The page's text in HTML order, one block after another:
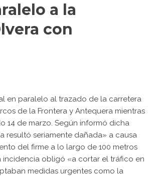
a la
con
en paralelo al trazado de la carretera
de la Frontera y Antequera mientras
14 de marzo. Según informó dicha
resultó seriamente dañada» a causa
del firme a lo largo de 100 metros
incidencia obligó «a cortar el tráfico en
medidas urgentes como la